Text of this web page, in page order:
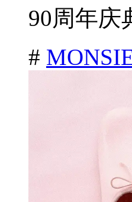
90周年庆
#